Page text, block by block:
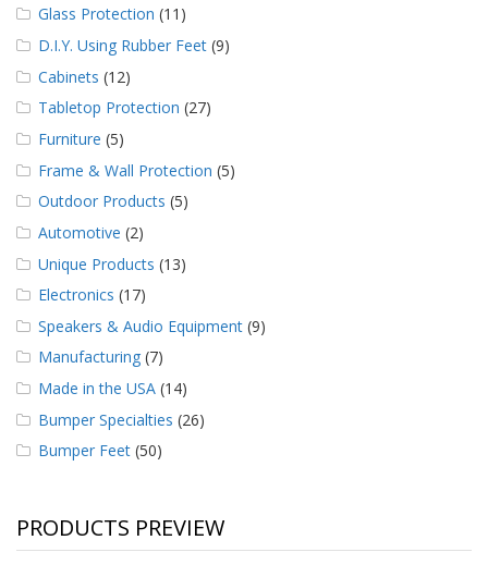
Glass Protection (11)
D.I.Y. Using Rubber Feet (9)
Cabinets (12)
Tabletop Protection (27)
Furniture (5)
Frame & Wall Protection (5)
Outdoor Products (5)
Automotive (2)
Unique Products (13)
Electronics (17)
Speakers & Audio Equipment (9)
Manufacturing (7)
Made in the USA (14)
Bumper Specialties (26)
Bumper Feet (50)
PRODUCTS PREVIEW